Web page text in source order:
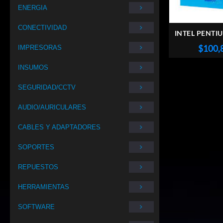
ENERGIA
CONECTIVIDAD
IMPRESORAS
INSUMOS
SEGURIDAD/CCTV
AUDIO/AURICULARES
CABLES Y ADAPTADORES
SOPORTES
REPUESTOS
HERRAMIENTAS
SOFTWARE
INTEL
$